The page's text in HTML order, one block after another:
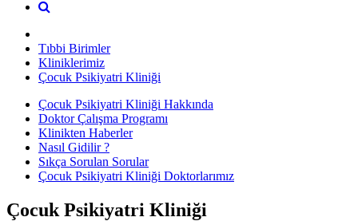
Tıbbi Birimler
Kliniklerimiz
Çocuk Psikiyatri Kliniği
Çocuk Psikiyatri Kliniği Hakkında
Doktor Çalışma Programı
Klinikten Haberler
Nasıl Gidilir ?
Sıkça Sorulan Sorular
Çocuk Psikiyatri Kliniği Doktorlarımız
Çocuk Psikiyatri Kliniği